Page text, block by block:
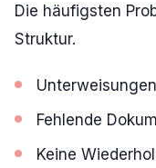
Die häufigsten
Struktur.
Fehlende
Keine